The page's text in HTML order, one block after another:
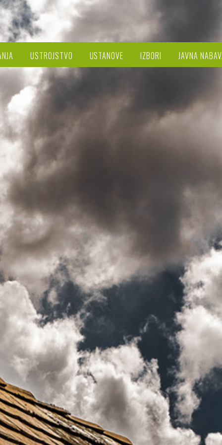
USTROJSTVO USTANOVE IZBORI JAVNA